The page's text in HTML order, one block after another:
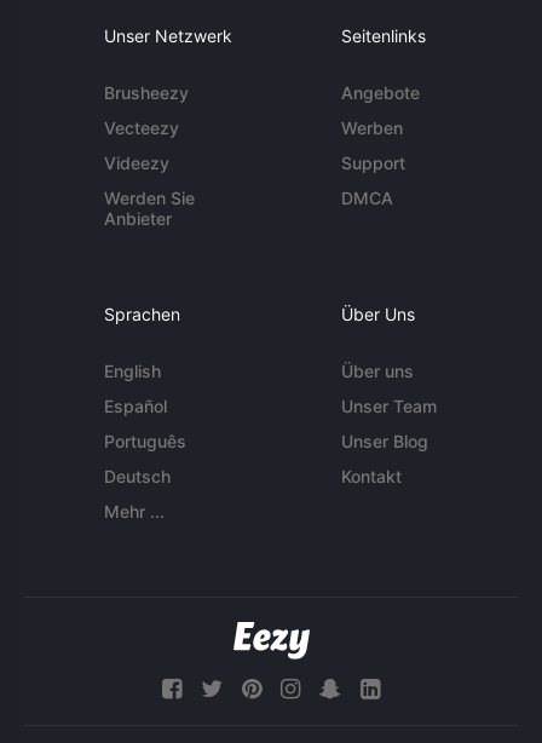
Unser Netzwerk
Brusheezy
Vecteezy
Videezy
Werden Sie
Anbieter
Seitenlinks
Angebote
Werben
Support
DMCA
Sprachen
English
Español
Português
Deutsch
Mehr ...
Über Uns
Über uns
Unser Team
Unser Blog
Kontakt